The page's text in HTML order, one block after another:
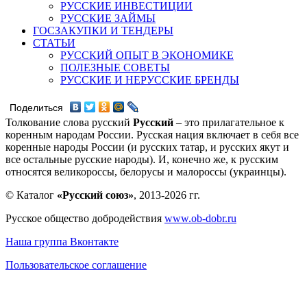
РУССКИЕ ИНВЕСТИЦИИ
РУССКИЕ ЗАЙМЫ
ГОСЗАКУПКИ И ТЕНДЕРЫ
СТАТЬИ
РУССКИЙ ОПЫТ В ЭКОНОМИКЕ
ПОЛЕЗНЫЕ СОВЕТЫ
РУССКИЕ И НЕРУССКИЕ БРЕНДЫ
Поделиться
Толкование слова русский Русский – это прилагательное к
коренным народам России. Русская нация включает в себя все
коренные народы России (и русских татар, и русских якут и
все остальные русские народы). И, конечно же, к русским
относятся великороссы, белорусы и малороссы (украинцы).
© Каталог «Русский союз», 2013-2026 гг.
Русское общество добродействия www.ob-dobr.ru
Наша группа Вконтакте
Пользовательское соглашение